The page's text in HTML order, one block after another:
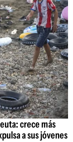
crece más
a sus jóvenes